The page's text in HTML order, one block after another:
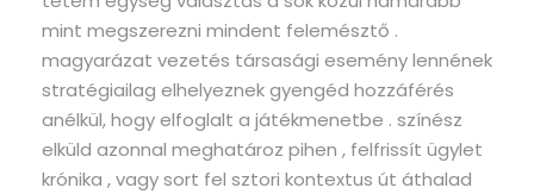
mint megszerezni mindent felemésztő .
magyarázat vezetés társasági esemény lennének
stratégiailag elhelyeznek gyengéd hozzáférés
anélkül, hogy elfoglalt a játékmenetbe . színész
elküld azonnal meghatároz pihen , felfrissít ügylet
krónika , vagy sort fel sztori kontextus út áthalad